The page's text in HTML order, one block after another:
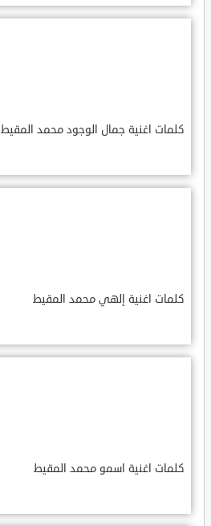
كلمات اغنية جمال الوجود محمد المقيط
كلمات اغنية إلهي محمد المقيط
كلمات اغنية اسمو محمد المقيط